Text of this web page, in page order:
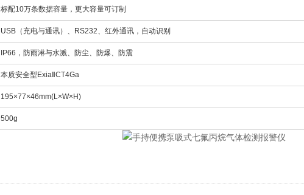
标配10万条数据容量，更大容量可订制
USB（充电与通讯）、RS232、红外通讯，自动识别
IP66，防雨淋与水溅、防尘、防爆、防震
本质安全型ExiaⅡCT4Ga
195×77×46mm(L×W×H)
500g